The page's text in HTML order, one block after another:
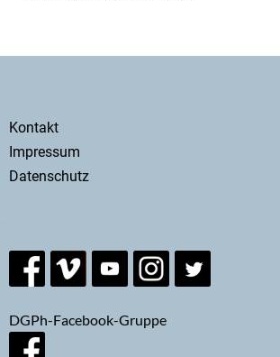
Secondary
menu
Kontakt
Impressum
Datenschutz
DGPh-Facebook-Gruppe